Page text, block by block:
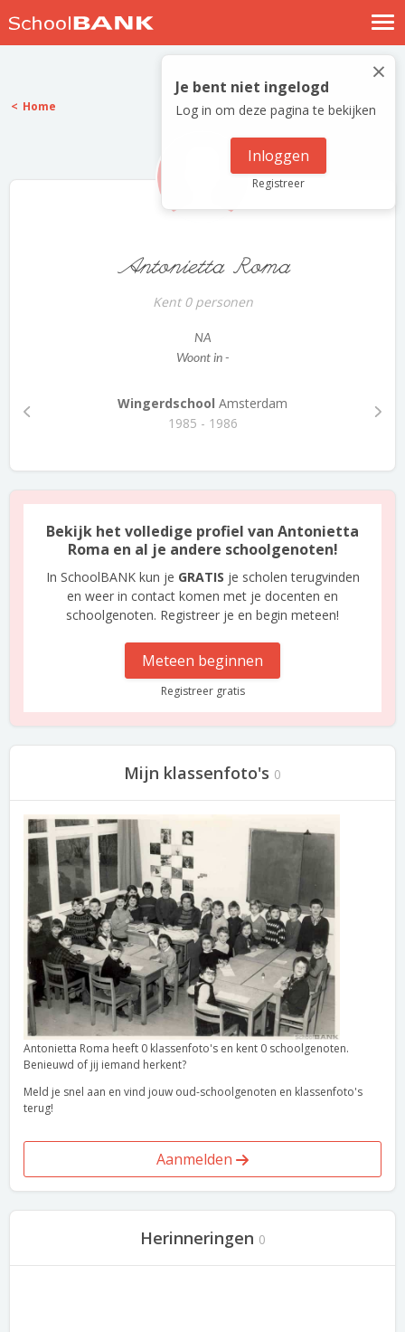
Nostalgische verhalen
Log in
Meld je gratis aan
×
Je bent niet ingelogd
Log in om deze pagina te bekijken
Inloggen
Registreer
Home
Antonietta Roma
Kent 0 personen
NA
Woont in -
Wingerdschool Amsterdam
1985 - 1986
Bekijk het volledige profiel van Antonietta
Roma en al je andere schoolgenoten!
In SchoolBANK kun je GRATIS je scholen terugvinden
en weer in contact komen met je docenten en
schoolgenoten. Registreer je en begin meteen!
Meteen beginnen
Registreer gratis
Mijn klassenfoto's 0
Antonietta Roma heeft 0 klassenfoto's en kent 0 schoolgenoten.
Benieuwd of jij iemand herkent?
Meld je snel aan en vind jouw oud-schoolgenoten en klassenfoto's
terug!
Aanmelden
Herinneringen 0